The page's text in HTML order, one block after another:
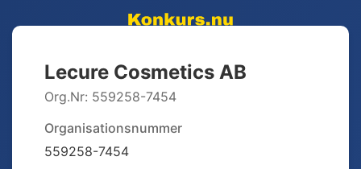
Lecure Cosmetics AB
Org.Nr: 559258-7454
Organisationsnummer
559258-7454